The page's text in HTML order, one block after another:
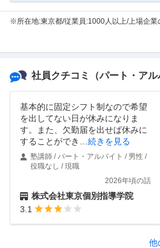
※所在地:東京都/従業員:1000人以上/上場企業
社員クチコミ （パート・アル
基本的に固定シフト制なので希望
を出してない日が休みになりま
す。また、欠勤届を出せば休みに
することができ
続きを見る
塾講師 / パート・アルバイト / 男性 /
役職なし / 現職
2026年頃の話
株式会社東京個別指導学院
3.1
他